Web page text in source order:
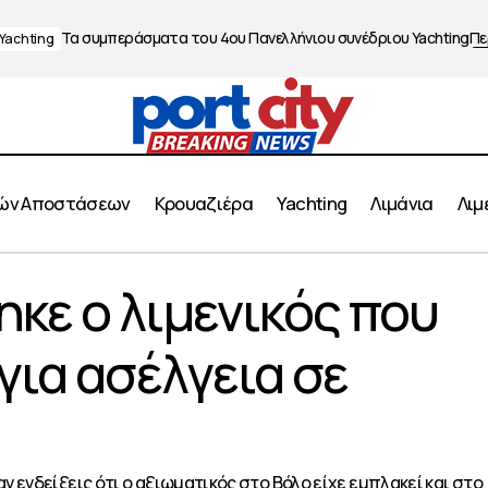
Yachting Τα συμπεράσματα του 4ου Πανελλήνιου συνέδριου Yachting
Αποστάσεων Κρουαζιέρα Yachting Λιμάνια
ο λιμενικός που κατηγορείται για
ο λιμενικός που
ασέλγεια σε
ότι ο αξιωματικός στο Βόλο είχε εμπλακεί και στο